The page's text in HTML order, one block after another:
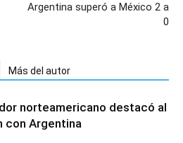
Argentina superó a México 2 a
0
Más del autor
norteamericano destacó al
con Argentina